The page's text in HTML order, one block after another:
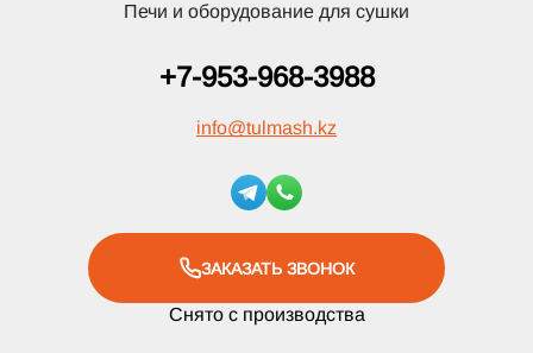
Печи и оборудование для сушки
+7-953-968-3988
info@tulmash.kz
ЗАКАЗАТЬ ЗВОНОК
Снято с производства